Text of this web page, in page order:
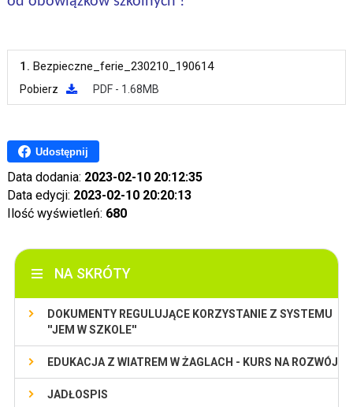
1. Bezpieczne_ferie_230210_190614
Pobierz PDF - 1.68MB
Udostępnij
Data dodania: 2023-02-10 20:12:35
Data edycji: 2023-02-10 20:20:13
Ilość wyświetleń: 680
NA SKRÓTY
DOKUMENTY REGULUJĄCE KORZYSTANIE Z SYSTEMU
''JEM W SZKOLE''
EDUKACJA Z WIATREM W ŻAGLACH - KURS NA ROZWÓJ
JADŁOSPIS